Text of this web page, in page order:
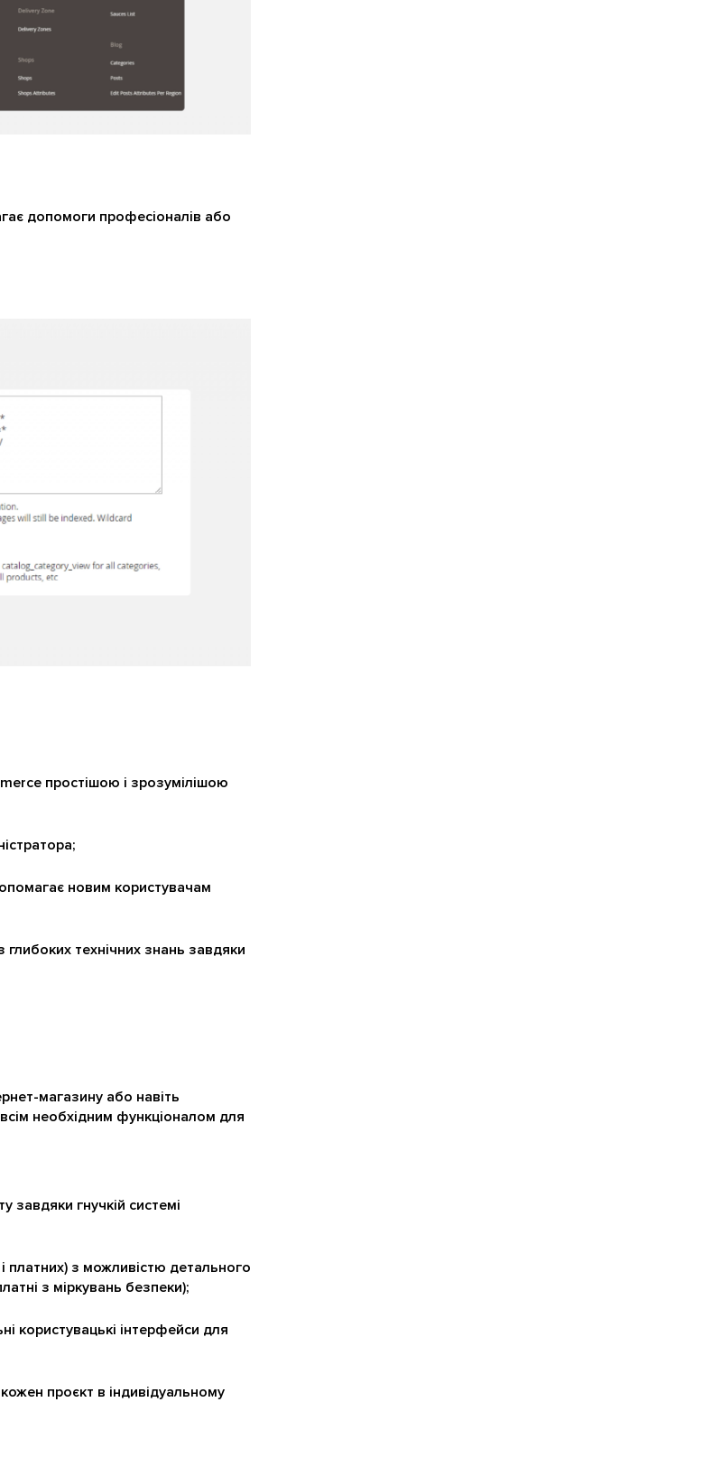
допомоги професіоналів або
простішою і зрозумілішою
новим користувачам
технічних знань завдяки
магазину або навіть
необхідним функціоналом для
завдяки гнучкій системі
платних) з можливістю детального
з міркувань безпеки);
користувацькі інтерфейси для
проєкт в індивідуальному